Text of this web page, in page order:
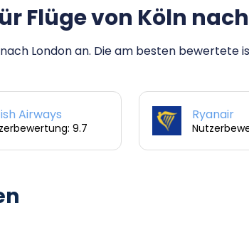
Flüge von Köln
London an. Die am besten
Airways
9.7
Ryanair